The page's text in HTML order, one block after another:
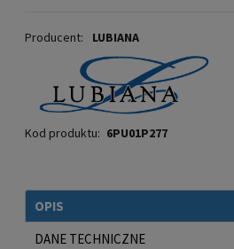
Producent: LUBIANA
Kod produktu: 6PU01P277
OPIS
DANE TECHNICZNE